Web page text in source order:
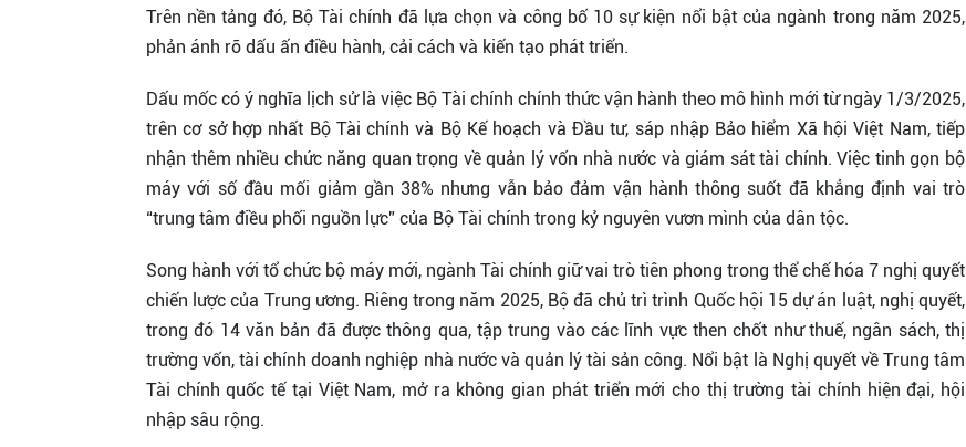
Trên nền tảng đó, Bộ Tài chính đã lựa chọn và công bố 10 sự kiện nổi bật của ngành trong năm 2025,
phản ánh rõ dấu ấn điều hành, cải cách và kiến tạo phát triển.
Dấu mốc có ý nghĩa lịch sử là việc Bộ Tài chính chính thức vận hành theo mô hình mới từ ngày 1/3/2025,
trên cơ sở hợp nhất Bộ Tài chính và Bộ Kế hoạch và Đầu tư, sáp nhập Bảo hiểm Xã hội Việt Nam, tiếp
nhận thêm nhiều chức năng quan trọng về quản lý vốn nhà nước và giám sát tài chính. Việc tinh gọn bộ
máy với số đầu mối giảm gần 38% nhưng vẫn bảo đảm vận hành thông suốt đã khẳng định vai trò
“trung tâm điều phối nguồn lực” của Bộ Tài chính trong kỷ nguyên vươn mình của dân tộc.
Song hành với tổ chức bộ máy mới, ngành Tài chính giữ vai trò tiên phong trong thể chế hóa 7 nghị quyết
chiến lược của Trung ương. Riêng trong năm 2025, Bộ đã chủ trì trình Quốc hội 15 dự án luật, nghị quyết,
trong đó 14 văn bản đã được thông qua, tập trung vào các lĩnh vực then chốt như thuế, ngân sách, thị
trường vốn, tài chính doanh nghiệp nhà nước và quản lý tài sản công. Nổi bật là Nghị quyết về Trung tâm
Tài chính quốc tế tại Việt Nam, mở ra không gian phát triển mới cho thị trường tài chính hiện đại, hội
nhập sâu rộng.